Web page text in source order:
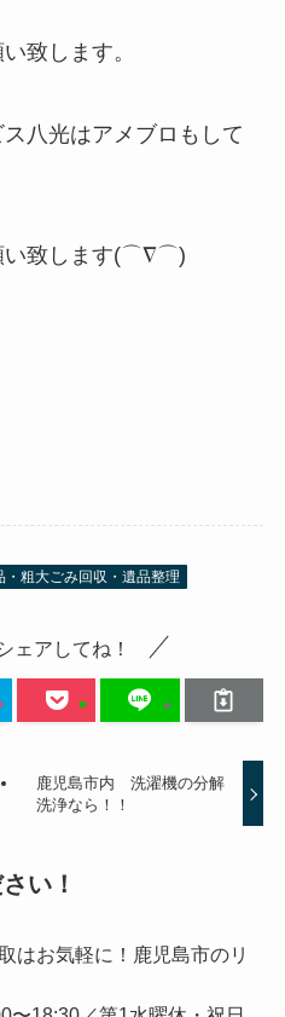
致します。
八光はアメブロもして
い致します(⌒∇⌒)
・粗大ごみ回収・遺品整理
ェアしてね！
鹿児島市内 洗濯機の分解
洗浄なら！！
い！
はお気軽に！鹿児島市のリ